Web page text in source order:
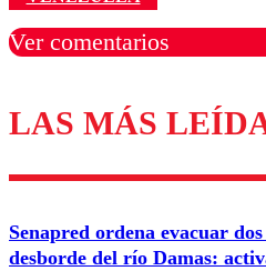
Ver comentarios
Los comentarios son
diálogo
Correo
LAS MÁS
Senapred ordena evacuar
desborde del río Damas: